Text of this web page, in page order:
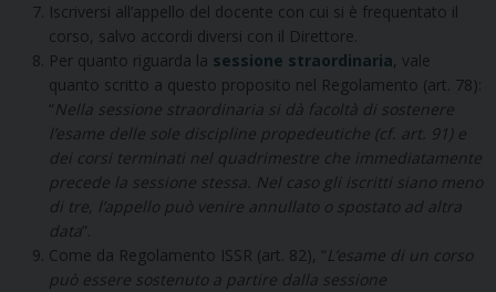
Iscriversi all’appello del docente con cui si è frequentato il
corso, salvo accordi diversi con il Direttore.
Per quanto riguarda la sessione straordinaria, vale
quanto scritto a questo proposito nel Regolamento (art. 78):
“Nella sessione straordinaria si dà facoltà di sostenere
l’esame delle sole discipline propedeutiche (cf. art. 91) e
dei corsi terminati nel quadrimestre che immediatamente
precede la sessione stessa. Nel caso gli iscritti siano meno
di tre, l’appello può venire annullato o spostato ad altra
data”.
Come da Regolamento ISSR (art. 82), “L’esame di un corso
può essere sostenuto a partire dalla sessione